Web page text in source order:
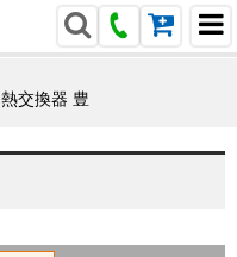
熱交換器 豊